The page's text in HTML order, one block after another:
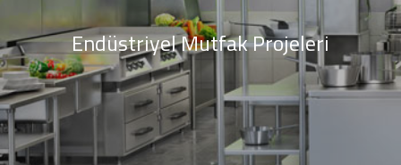
Endüstriyel Mutfak Projeleri